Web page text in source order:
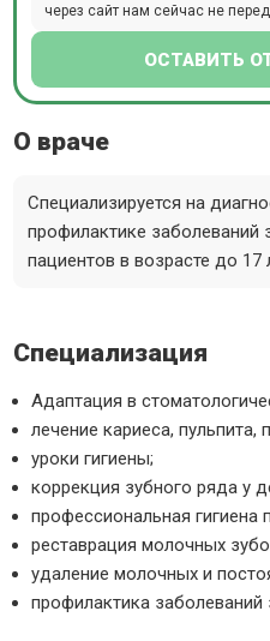
через сайт нам сейчас не
ОСТАВИТЬ
О враче
Специализируется на
профилактике заболеваний
пациентов в возрасте до 17
Специализация
Адаптация в
лечение кариеса, пульпита,
уроки гигиены;
коррекция зубного ряда у
профессиональная гигиена
реставрация молочных
удаление молочных и
профилактика заболеваний